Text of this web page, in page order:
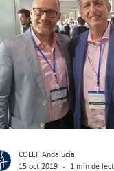
COLEF Andalucía
15 oct 2019
1 min de